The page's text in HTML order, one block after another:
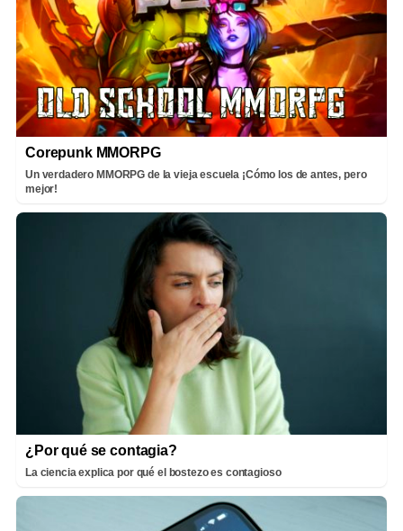
Corepunk MMORPG
Un verdadero MMORPG de la vieja escuela ¡Cómo los de antes, pero
mejor!
¿Por qué se contagia?
La ciencia explica por qué el bostezo es contagioso